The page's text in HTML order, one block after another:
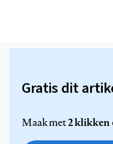
Gratis dit
Maak met2 klikken